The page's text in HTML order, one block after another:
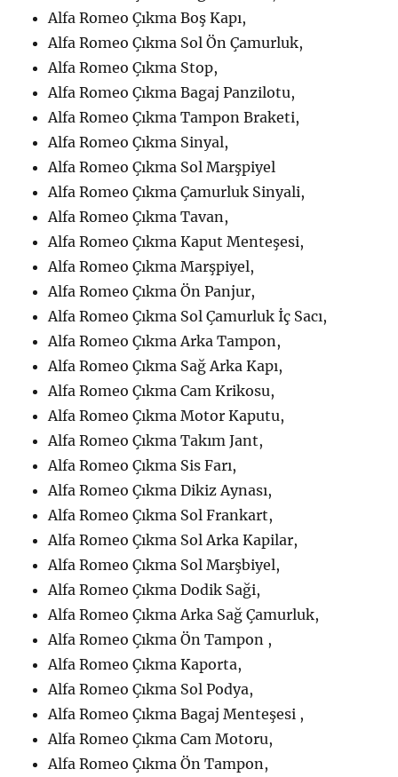
Alfa Romeo Çıkma Boş Kapı,
Alfa Romeo Çıkma Sol Ön Çamurluk,
Alfa Romeo Çıkma Stop,
Alfa Romeo Çıkma Bagaj Panzilotu,
Alfa Romeo Çıkma Tampon Braketi,
Alfa Romeo Çıkma Sinyal,
Alfa Romeo Çıkma Sol Marşpiyel
Alfa Romeo Çıkma Çamurluk Sinyali,
Alfa Romeo Çıkma Tavan,
Alfa Romeo Çıkma Kaput Menteşesi,
Alfa Romeo Çıkma Marşpiyel,
Alfa Romeo Çıkma Ön Panjur,
Alfa Romeo Çıkma Sol Çamurluk İç Sacı,
Alfa Romeo Çıkma Arka Tampon,
Alfa Romeo Çıkma Sağ Arka Kapı,
Alfa Romeo Çıkma Cam Krikosu,
Alfa Romeo Çıkma Motor Kaputu,
Alfa Romeo Çıkma Takım Jant,
Alfa Romeo Çıkma Sis Farı,
Alfa Romeo Çıkma Dikiz Aynası,
Alfa Romeo Çıkma Sol Frankart,
Alfa Romeo Çıkma Sol Arka Kapilar,
Alfa Romeo Çıkma Sol Marşbiyel,
Alfa Romeo Çıkma Dodik Saği,
Alfa Romeo Çıkma Arka Sağ Çamurluk,
Alfa Romeo Çıkma Ön Tampon ,
Alfa Romeo Çıkma Kaporta,
Alfa Romeo Çıkma Sol Podya,
Alfa Romeo Çıkma Bagaj Menteşesi ,
Alfa Romeo Çıkma Cam Motoru,
Alfa Romeo Çıkma Ön Tampon,